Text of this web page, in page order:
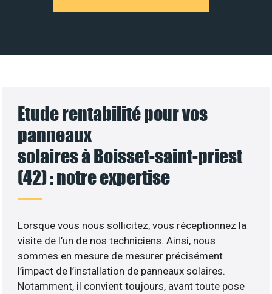
Etude rentabilité pour vos
panneaux
solaires à Boisset-saint-priest
(42) : notre expertise
Lorsque vous nous sollicitez, vous réceptionnez la
visite de l’un de nos techniciens. Ainsi, nous
sommes en mesure de mesurer précisément
l’impact de l’installation de panneaux solaires.
Notamment, il convient toujours, avant toute pose